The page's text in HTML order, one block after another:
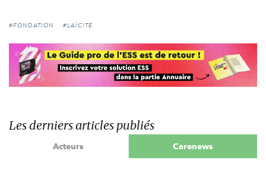
#FONDATION #LAÏCITÉ
Les derniers articles publiés
Acteurs Carenews